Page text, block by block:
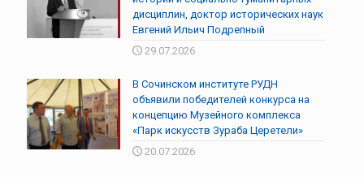
дисциплин, доктор исторических наук
Евгений Ильич Подрепный
29.07.2026
В Сочинском институте РУДН
объявили победителей конкурса на
концепцию Музейного комплекса
«Парк искусств Зураба Церетели»
20.07.2026